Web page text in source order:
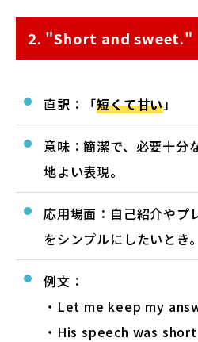
2. "Short and sweet."
直訳：「短くて甘い」
意味：簡潔で、必要十分
地よい表現。
応用場面：自己紹介やプ
をシンプルにしたいとき。
例文：
・Let me keep my
・His speech was